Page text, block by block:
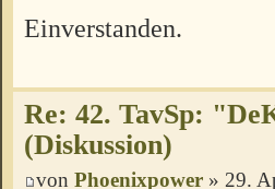
Einverstanden.
Re: 42. TavSp:
(Diskussion)
von Phoenixpower » 29.